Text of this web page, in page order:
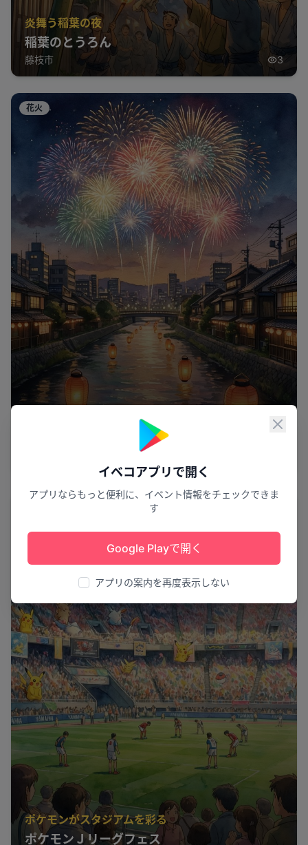
閉じ
イベコアプリで開く
アプリならもっと便利に、イベント情報をチェックできま
す
Google Playで開く
アプリの案内を再度表示しない
炎舞う稲葉の夜
稲葉のとうろん
藤枝市 3
花火
按針祭・灯籠の流れ打ち上げ花火
ポケモンがスタジアムを彩る
ポケモンＪリーグフェス